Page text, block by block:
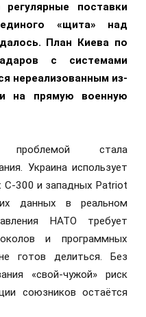
поставки
«щита» над
План Киева по
с системами
нереализованным из-
на прямую военную
проблемой стала
Украина использует
С-300 и западных Patriot
данных в реальном
НАТО требует
и программных
готов делиться. Без
«свой-чужой» риск
союзников остаётся